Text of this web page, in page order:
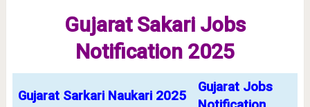
Gujarat Sakari Jobs
Notification 2025
Gujarat Sarkari Naukari 2025
Gujarat Jobs